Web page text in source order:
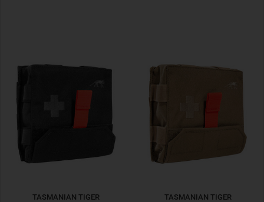
TASMANIAN TIGER
TASMANIAN TIGER